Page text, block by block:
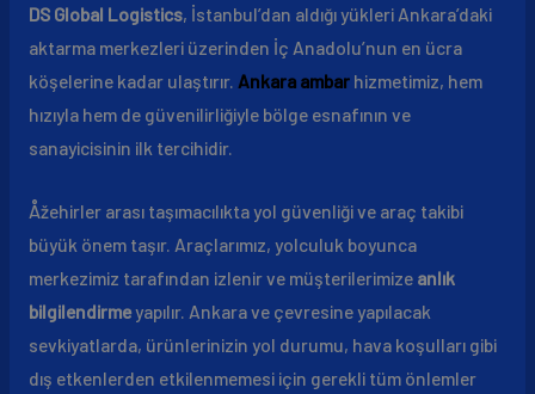
DS Global Logistics, İstanbul’dan aldığı yükleri Ankara’daki
aktarma merkezleri üzerinden İç Anadolu’nun en ücra
köşelerine kadar ulaştırır. Ankara ambarhizmetimiz, hem
hızıyla hem de güvenilirliğiyle bölge esnafının ve
sanayicisinin ilk tercihidir.
Åžehirler arası taşımacılıkta yol güvenliği ve araç takibi
büyük önem taşır. Araçlarımız, yolculuk boyunca
merkezimiz tarafından izlenir ve müşterilerimize anlık
bilgilendirmeyapılır. Ankara ve çevresine yapılacak
sevkiyatlarda, ürünlerinizin yol durumu, hava koşulları gibi
dış etkenlerden etkilenmemesi için gerekli tüm önlemler